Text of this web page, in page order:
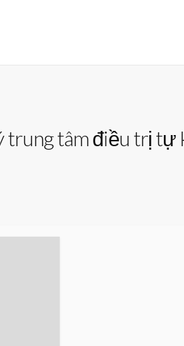
trung tâm điều trị